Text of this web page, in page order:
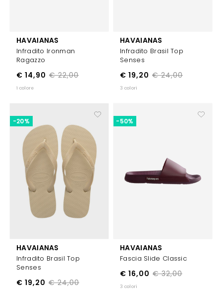
HAVAIANAS
Infradito Ironman
Ragazzo
€ 22,00
€ 14,90
1 colore
HAVAIANAS
Infradito Brasil Top
Senses
€ 24,00
€ 19,20
3 colori
HAVAIANAS
Infradito Brasil Top
Senses
€ 24,00
€ 19,20
-20%
HAVAIANAS
Fascia Slide Classic
€ 32,00
€ 16,00
-50%
3 colori